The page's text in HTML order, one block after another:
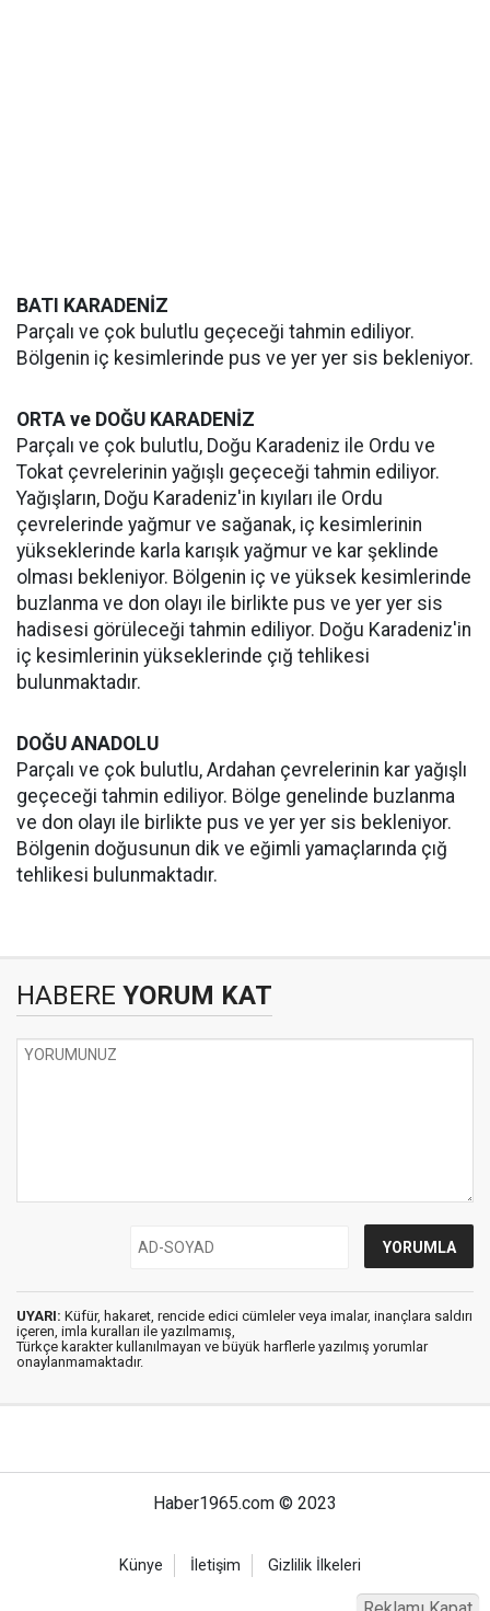
BATI KARADENİZ
Parçalı ve çok bulutlu geçeceği tahmin ediliyor.
Bölgenin iç kesimlerinde pus ve yer yer sis bekleniyor.
ORTA ve DOĞU KARADENİZ
Parçalı ve çok bulutlu, Doğu Karadeniz ile Ordu ve
Tokat çevrelerinin yağışlı geçeceği tahmin ediliyor.
Yağışların, Doğu Karadeniz'in kıyıları ile Ordu
çevrelerinde yağmur ve sağanak, iç kesimlerinin
yükseklerinde karla karışık yağmur ve kar şeklinde
olması bekleniyor. Bölgenin iç ve yüksek kesimlerinde
buzlanma ve don olayı ile birlikte pus ve yer yer sis
hadisesi görüleceği tahmin ediliyor. Doğu Karadeniz'in
iç kesimlerinin yükseklerinde çığ tehlikesi
bulunmaktadır.
DOĞU ANADOLU
Parçalı ve çok bulutlu, Ardahan çevrelerinin kar yağışlı
geçeceği tahmin ediliyor. Bölge genelinde buzlanma
ve don olayı ile birlikte pus ve yer yer sis bekleniyor.
Bölgenin doğusunun dik ve eğimli yamaçlarında çığ
tehlikesi bulunmaktadır.
HABERE YORUM KAT
UYARI: Küfür, hakaret, rencide edici cümleler veya imalar, inançlara saldırı
içeren, imla kuralları ile yazılmamış,
Türkçe karakter kullanılmayan ve büyük harflerle yazılmış yorumlar
onaylanmamaktadır.
Haber1965.com © 2023
Künye İletişim Gizlilik İlkeleri